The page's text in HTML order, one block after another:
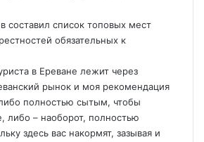
составил список топовых мест
обязательных к
в Ереване лежит через
рынок и моя рекомендация
полностью сытым, чтобы
либо – наоборот, полностью
здесь вас накормят, зазывая и